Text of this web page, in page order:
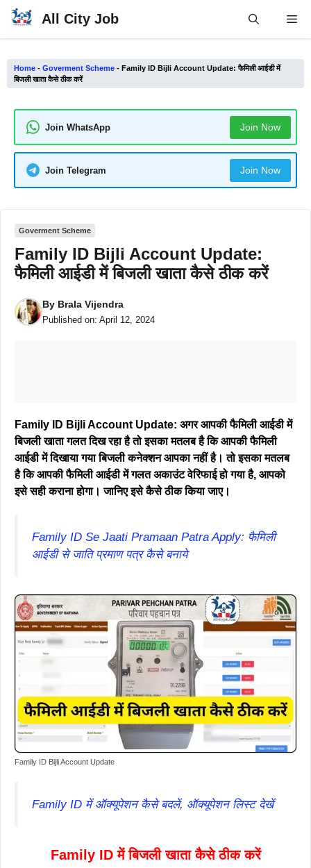
Skip
All City Job
Home - Goverment Scheme - Family ID Bijli Account Update: फैमिली आईडी में
बिजली खाता कैसे ठीक करें
Join WhatsApp Join Now
Join Telegram Join Now
Goverment Scheme
Family ID Bijli Account Update:
फैमिली आईडी में बिजली खाता कैसे ठीक करें
By Brala Vijendra
Published on: April 12, 2024
Family ID Bijli Account Update: अगर आपकी फैमिली आईडी में
बिजली खाता गलत दिख रहा है तो इसका मतलब है कि आपकी फैमिली
आईडी में दिखाया गया बिजली कनेक्शन आपका नहीं है। तो इसका मतलब
है कि आपकी फैमिली आईडी में गलत अकाउंट वेरिफाई हो गया है, आपको
इसे सही कराना होगा। जानिए इसे कैसे ठीक किया जाए।
Family ID Se Jaati Pramaan Patra Apply: फैमिली
आईडी से जाति प्रमाण पत्र कैसे बनाये
Family ID Bijli Account Update
Family ID में ऑक्यूपेशन कैसे बदलें, ऑक्यूपेशन लिस्ट देखें
Family ID में बिजली खाता कैसे ठीक करें